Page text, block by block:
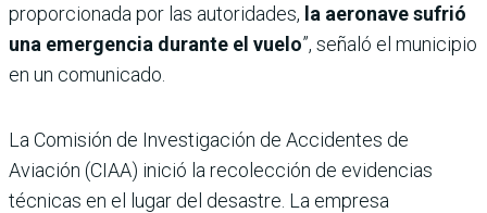
proporcionada por las autoridades, la aeronave sufrió
una emergencia durante el vuelo”, señaló el municipio
en un comunicado.
La Comisión de Investigación de Accidentes de
Aviación (CIAA) inició la recolección de evidencias
técnicas en el lugar del desastre. La empresa